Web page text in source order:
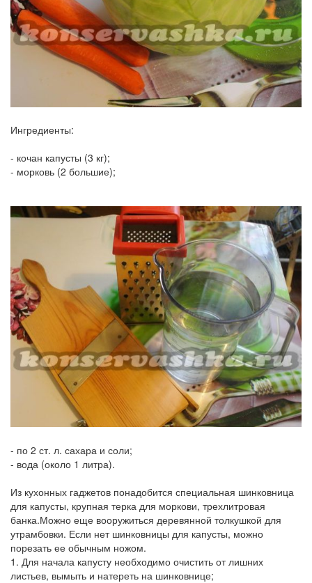
Ингредиенты:
- кочан капусты (3 кг);
- морковь (2 большие);
- по 2 ст. л. сахара и соли;
- вода (около 1 литра).
Из кухонных гаджетов понадобится специальная шинковница
для капусты, крупная терка для моркови, трехлитровая
банка.Можно еще вооружиться деревянной толкушкой для
утрамбовки. Если нет шинковницы для капусты, можно
порезать ее обычным ножом.
1. Для начала капусту необходимо очистить от лишних
листьев, вымыть и натереть на шинковнице;